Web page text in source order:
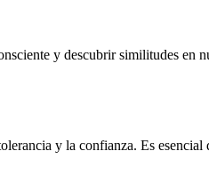
y descubrir similitudes en
y la confianza. Es